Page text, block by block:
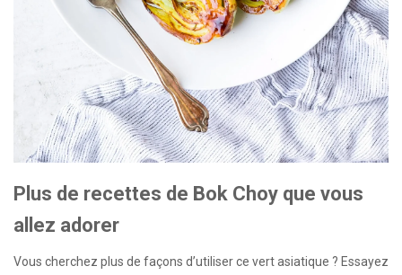
Plus de recettes de Bok Choy que vous
allez adorer
Vous cherchez plus de façons d’utiliser ce vert asiatique ? Essayez